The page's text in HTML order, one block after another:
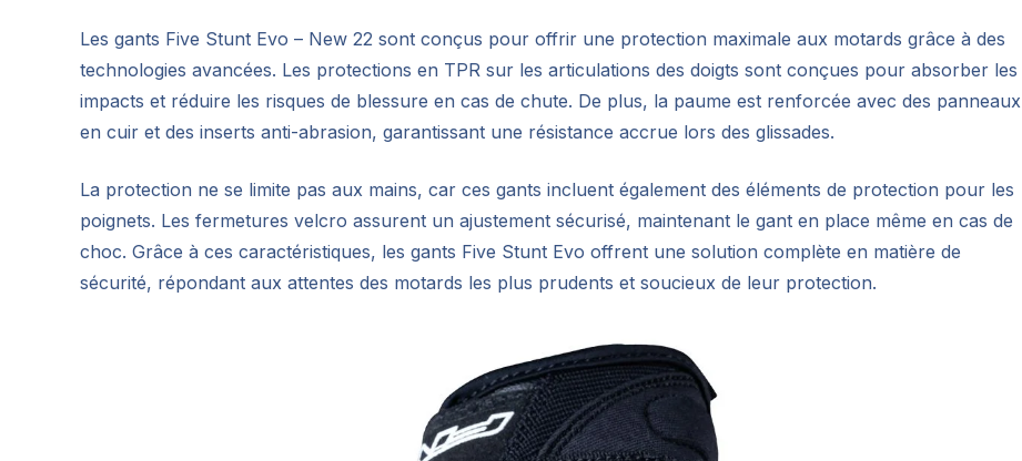
Les gants Five Stunt Evo – New 22 sont conçus pour offrir une protection maximale aux motards grâce à des
technologies avancées. Les protections en TPR sur les articulations des doigts sont conçues pour absorber les
impacts et réduire les risques de blessure en cas de chute. De plus, la paume est renforcée avec des panneaux
en cuir et des inserts anti-abrasion, garantissant une résistance accrue lors des glissades.
La protection ne se limite pas aux mains, car ces gants incluent également des éléments de protection pour les
poignets. Les fermetures velcro assurent un ajustement sécurisé, maintenant le gant en place même en cas de
choc. Grâce à ces caractéristiques, les gants Five Stunt Evo offrent une solution complète en matière de
sécurité, répondant aux attentes des motards les plus prudents et soucieux de leur protection.